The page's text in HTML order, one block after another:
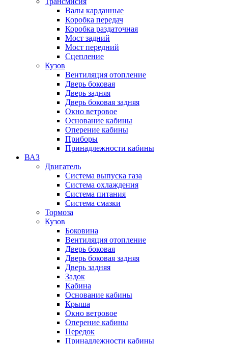
Валы карданные
Коробка передач
Коробка раздаточная
Мост задний
Мост передний
Сцепление
Кузов
Вентиляция отопление
Дверь боковая
Дверь задняя
Дверь боковая задняя
Окно ветровое
Основание кабины
Оперение кабины
Приборы
Принадлежности кабины
ВАЗ
Двигатель
Система выпуска газа
Система охлаждения
Система питания
Система смазки
Тормоза
Кузов
Боковина
Вентиляция отопление
Дверь боковая
Дверь боковая задняя
Дверь задняя
Задок
Кабина
Основание кабины
Крыша
Окно ветровое
Оперение кабины
Передок
Принадлежности кабины